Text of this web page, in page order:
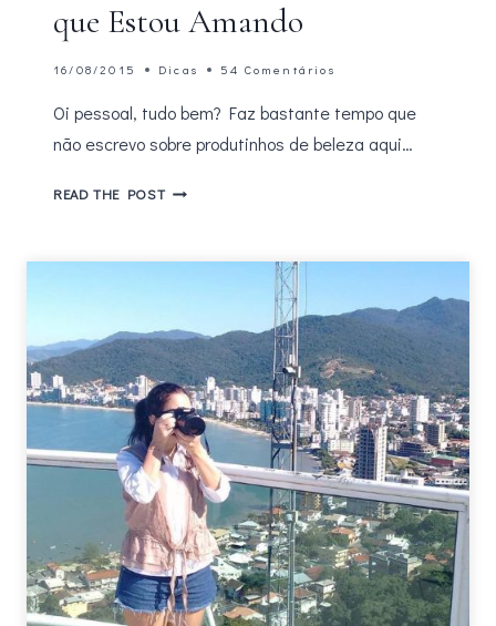
que Estou Amando
16/08/2015 Dicas 54 Comentários
Oi pessoal, tudo bem? Faz bastante tempo que
não escrevo sobre produtinhos de beleza aqui…
READ THE POSTBEDA
5
ESTOU
AMANDO